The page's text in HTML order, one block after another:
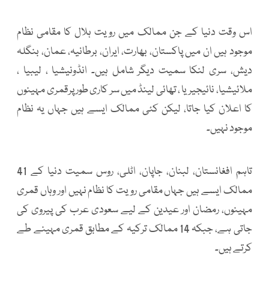
اس وقت دنیا کے جن ممالک میں رویت ہلال کا مقامی نظام
موجود ہیں ان میں پاکستان، بھارت، ایران، برطانیہ، عمان، بنگلہ
دیش، سری لنکا سمیت دیگر شامل ہیں۔ انڈونیشیا ، لیبیا ،
ملائیشیا، نائیجیریا ، تھائی لینڈ میں سر کاری طور پرقمری مہینوں
کا اعلان کیا جاتا، لیکن کئی ممالک ایسے ہیں جہاں یہ نظام
موجود نہیں۔
تاہم افغانستان، لبنان، جاپان، اٹلی، روس سمیت دنیا کے 41
ممالک ایسے ہیں جہاں مقامی رویت کا نظام نہیں اور وہاں قمری
مہینوں، رمضان اور عیدین کے لیے سعودی عرب کی پیروی کی
جاتی ہے، جبکہ 14 ممالک ترکیہ کے مطابق قمری مہینے طے
کرتے ہیں۔